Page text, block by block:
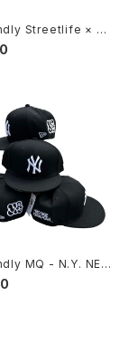
Streetlife × Th
Letter Limited C
量限定】
NEW
“MAKE TAGZ GRE
MQ THROWUP